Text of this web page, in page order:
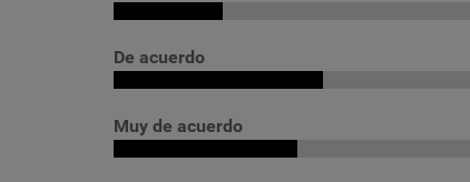
De acuerdo
Muy de acuerdo